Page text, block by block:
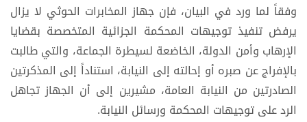
وفقاً لما ورد في البيان، فإن جهاز المخابرات الحوثي لا يزال
يرفض تنفيذ توجيهات المحكمة الجزائية المتخصصة بقضايا
الإرهاب وأمن الدولة، الخاضعة لسيطرة الجماعة، والتي طالبت
بالإفراج عن صبره أو إحالته إلى النيابة، استناداً إلى المذكرتين
الصادرتين من النيابة العامة، مشيرين إلى أن الجهاز تجاهل
الرد على توجيهات المحكمة ورسائل النيابة.